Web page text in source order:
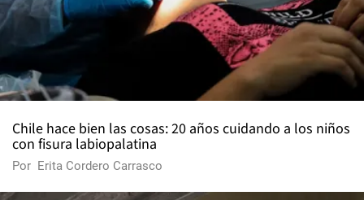
Chile hace bien las cosas: 20 años cuidando a los niños
con fisura labiopalatina
Por Erita Cordero Carrasco